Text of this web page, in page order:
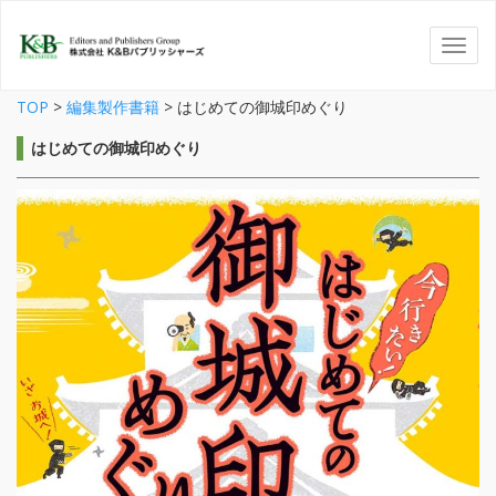
TOP > 編集製作書籍 > はじめての御城印めぐり
はじめての御城印めぐり